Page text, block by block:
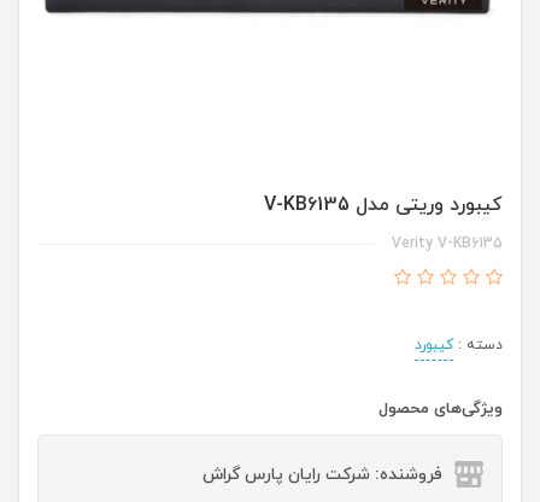
کیبورد وریتی مدل V-KB6135
Verity V-KB6135
دسته :کیبورد
ویژگی‌های محصول
فروشنده: شرکت رایان پارس گراش